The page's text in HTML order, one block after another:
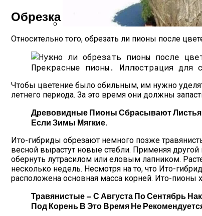
Пикировка Петунии В 2023 Году
Обрезка
Относительно того, обрезать ли пионы после
Прекрасные пионы. Иллюстрация для
Чтобы цветение было обильным, им нужно
летнего периода. За это время они должны
Древовидные Пионы Сбрасывают Листья
Если Зимы Мягкие.
Ито-гибриды обрезают немного позже
весной вырастут новые стебли. Применяя
обернуть лутрасилом или еловым лапником.
несколько недель. Несмотря на то, что Ито-
расположена основная масса корней. Ито-
Травянистые — С Августа По Сентябрь
Под Корень В Это Время Не